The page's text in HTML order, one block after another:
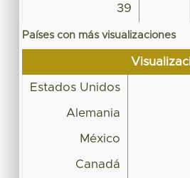
39
Países con más visualizaciones
Estados Unidos
Alemania
México
Canadá